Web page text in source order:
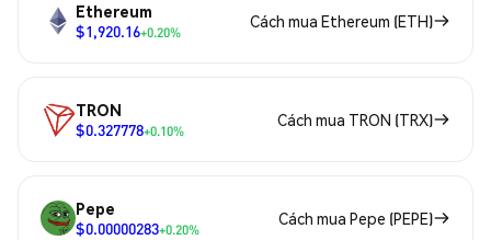
Ethereum
$1,920.16+0.20%
Cách mua Ethereum (ETH)
TRON
$0.327778+0.10%
Cách mua TRON (TRX)
Pepe
$0.00000283+0.20%
Cách mua Pepe (PEPE)